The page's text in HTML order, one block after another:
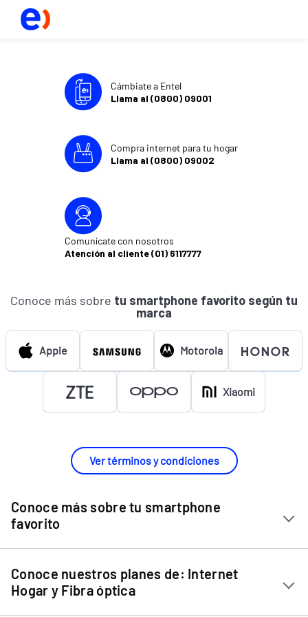
Cámbiate a Entel
Llama al (0800) 09001
Compra internet para tu hogar
Llama al (0800) 09002
Comunícate con nosotros
Atención al cliente (01) 6117777
Conoce más sobre tu smartphone favorito según tu
marca
Apple Motorola
Xiaomi
Ver términos y condiciones
Conoce más sobre tu smartphone
favorito
Chip Entel
Apple iPhone 11
Apple iPhone 12 Mini
Conoce nuestros planes de: Internet
Hogar y Fibra óptica